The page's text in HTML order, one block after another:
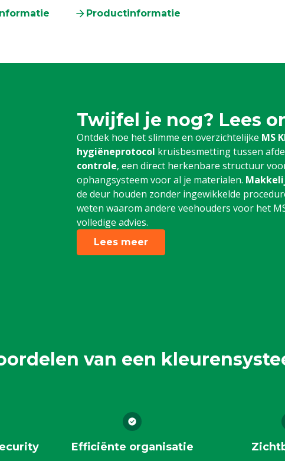
Productinformatie
Twijfel je nog? Lees
Ontdek hoe het slimme en overzichtelijke MS
hygiëneprotocol kruisbesmetting tussen
controle, een direct herkenbare structuur
ophangsysteem voor al je materialen.
de deur houden zonder ingewikkelde
weten waarom andere veehouders voor het
volledige advies.
Lees meer
van een
Efficiënte organisatie